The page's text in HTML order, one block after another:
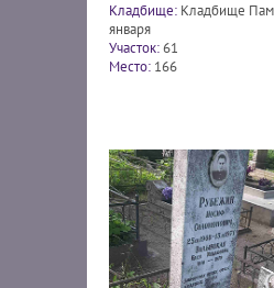
Кладбище: Кладбище
января
Участок:61
Место: 166